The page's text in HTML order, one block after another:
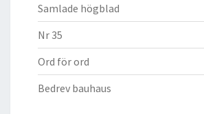
Samlade högblad
Nr 35
Ord för ord
Bedrev bauhaus